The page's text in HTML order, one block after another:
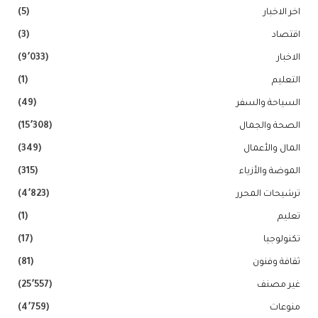
اخر الاخبار (5)
اقتصاد (3)
الاخبار (9٬033)
التعليم (1)
السياحة والسفر (49)
الصحة والجمال (15٬308)
المال والأعمال (349)
الموضة والأزياء (315)
ترشيحات المحرر (4٬823)
تعليم (1)
تكنولوجيا (17)
ثقافة وفنون (81)
غير مصنف (25٬557)
منوعات (4٬759)